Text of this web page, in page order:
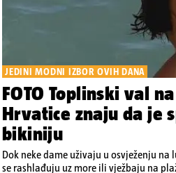
JEDINI MODNI IZBOR OVIH DANA
FOTO Toplinski val
Hrvatice znaju da je
bikiniju
Dok neke dame uživaju u osvježenju
se rashlađuju uz more ili vježbaju na